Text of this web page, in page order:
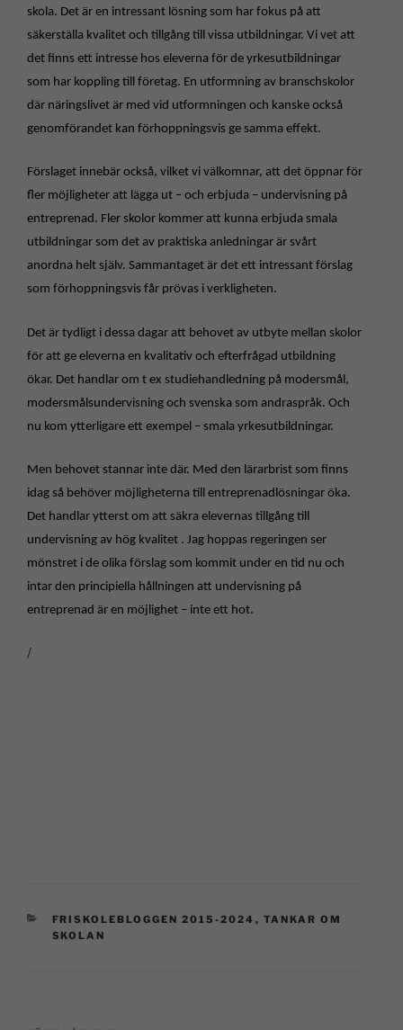
skola. Det är en intressant lösning som har fokus på att
säkerställa kvalitet och tillgång till vissa utbildningar. Vi vet att
det finns ett intresse hos eleverna för de yrkesutbildningar
som har koppling till företag. En utformning av branschskolor
där näringslivet är med vid utformningen och kanske också
genomförandet kan förhoppningsvis ge samma effekt.
Förslaget innebär också, vilket vi välkomnar, att det öppnar för
fler möjligheter att lägga ut – och erbjuda – undervisning på
entreprenad. Fler skolor kommer att kunna erbjuda smala
utbildningar som det av praktiska anledningar är svårt
anordna helt själv. Sammantaget är det ett intressant förslag
som förhoppningsvis får prövas i verkligheten.
Det är tydligt i dessa dagar att behovet av utbyte mellan skolor
för att ge eleverna en kvalitativ och efterfrågad utbildning
ökar. Det handlar om t ex studiehandledning på modersmål,
modersmålsundervisning och svenska som andraspråk. Och
nu kom ytterligare ett exempel – smala yrkesutbildningar.
Men behovet stannar inte där. Med den lärarbrist som finns
idag så behöver möjligheterna till entreprenadlösningar öka.
Det handlar ytterst om att säkra elevernas tillgång till
undervisning av hög kvalitet . Jag hoppas regeringen ser
mönstret i de olika förslag som kommit under en tid nu och
intar den principiella hållningen att undervisning på
entreprenad är en möjlighet – inte ett hot.
/
FRISKOLEBLOGGEN 2015-2024 , TANKAR OM
SKOLAN